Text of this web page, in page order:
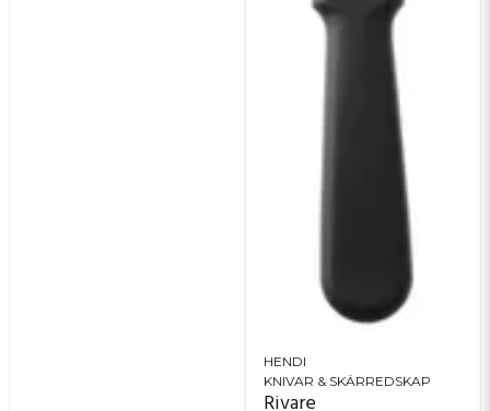
HENDI
KNIVAR & SKÄRREDSKAP